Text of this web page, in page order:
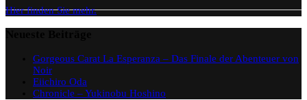
Hier finden Sie mehr.
Gorgeous Carat La Esperanza – Das Finale der Abenteuer von
Noir
Eiichiro Oda
Chronicle – Yukinobu Hoshino